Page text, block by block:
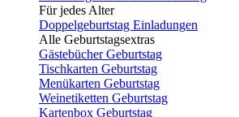
Für jedes Alter
Doppelgeburtstag Einladungen
Alle Geburtstagsextras
Gästebücher Geburtstag
Tischkarten Geburtstag
Menükarten Geburtstag
Weinetiketten Geburtstag
Kartenbox Geburtstag